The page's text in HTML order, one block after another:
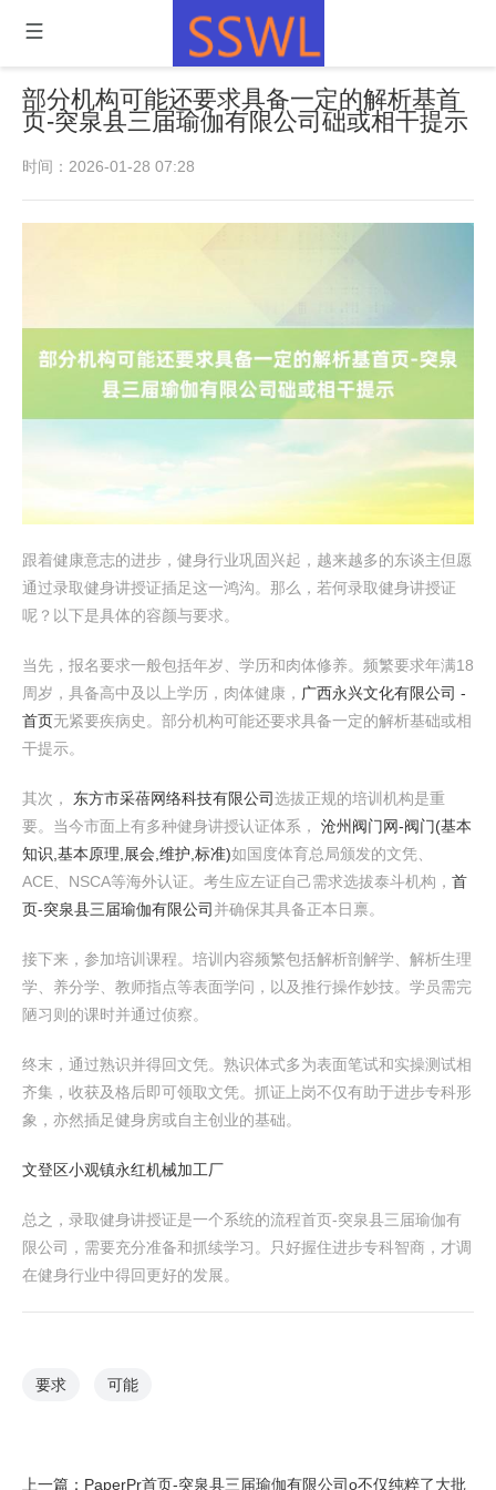
部分机构可能还要求具备一定的解析基首
页-突泉县三届瑜伽有限公司础或相干提示
时间：2026-01-28 07:28
跟着健康意志的进步，健身行业巩固兴起，越来越多的东谈主但愿
通过录取健身讲授证插足这一鸿沟。那么，若何录取健身讲授证
呢？以下是具体的容颜与要求。
当先，报名要求一般包括年岁、学历和肉体修养。频繁要求年满18
周岁，具备高中及以上学历，肉体健康， 广西永兴文化有限公司 -
首页无紧要疾病史。部分机构可能还要求具备一定的解析基础或相
干提示。
其次， 东方市采蓓网络科技有限公司选拔正规的培训机构是重
要。当今市面上有多种健身讲授认证体系， 沧州阀门网-阀门(基本
知识,基本原理,展会,维护,标准)如国度体育总局颁发的文凭、
ACE、NSCA等海外认证。考生应左证自己需求选拔泰斗机构， 首
页-突泉县三届瑜伽有限公司 并确保其具备正本日禀。
接下来，参加培训课程。培训内容频繁包括解析剖解学、解析生理
学、养分学、教师指点等表面学问，以及推行操作妙技。学员需完
陋习则的课时并通过侦察。
终末，通过熟识并得回文凭。熟识体式多为表面笔试和实操测试相
齐集，收获及格后即可领取文凭。抓证上岗不仅有助于进步专科形
象，亦然插足健身房或自主创业的基础。
文登区小观镇永红机械加工厂
总之，录取健身讲授证是一个系统的流程首页-突泉县三届瑜伽有
限公司，需要充分准备和抓续学习。只好握住进步专科智商，才调
在健身行业中得回更好的发展。
要求 可能
上一篇： PaperPr首页-突泉县三届瑜伽有限公司o不仅纯粹了大批